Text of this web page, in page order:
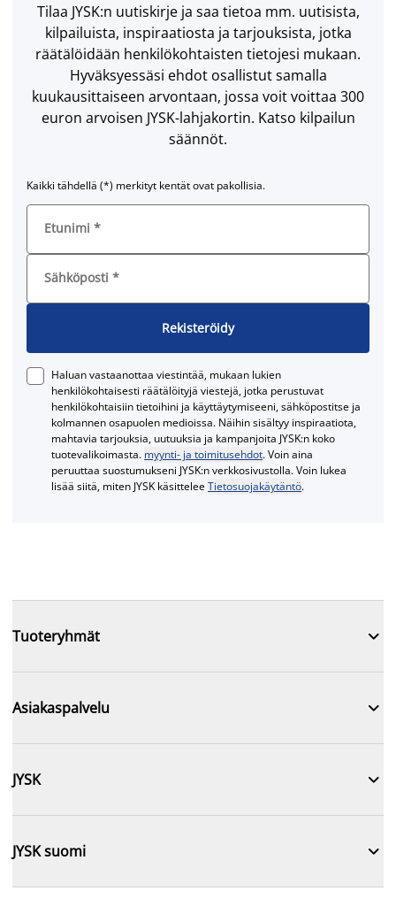
Tilaa JYSK:n uutiskirje ja saa tietoa mm. uutisista,
kilpailuista, inspiraatiosta ja tarjouksista, jotka
räätälöidään henkilökohtaisten tietojesi mukaan.
Hyväksyessäsi ehdot osallistut samalla
kuukausittaiseen arvontaan, jossa voit voittaa 300
euron arvoisen JYSK-lahjakortin. Katso kilpailun
säännöt.
Kaikki tähdellä (*) merkityt kentät ovat pakollisia.
Etunimi *
Sähköposti *
Rekisteröidy
Haluan vastaanottaa viestintää, mukaan lukien
henkilökohtaisesti räätälöityjä viestejä, jotka perustuvat
henkilökohtaisiin tietoihini ja käyttäytymiseeni, sähköpostitse ja
kolmannen osapuolen medioissa. Näihin sisältyy inspiraatiota,
mahtavia tarjouksia, uutuuksia ja kampanjoita JYSK:n koko
tuotevalikoimasta. myynti- ja toimitusehdot. Voin aina
peruuttaa suostumukseni JYSK:n verkkosivustolla. Voin lukea
lisää siitä, miten JYSK käsitteleeTietosuojakäytäntö.
Tuoteryhmät 
Asiakaspalvelu 
JYSK 
JYSK suomi 